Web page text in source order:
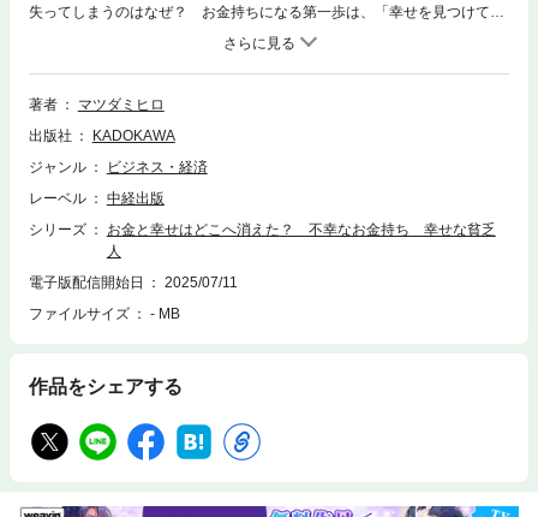
失ってしまうのはなぜ？ お金持ちになる第一歩は、「幸せを見つけて、
感じる」こと。物語と実践ワークが融合した新感覚のストーリーブック！
――コミュ障でお金がなく、人生に不満だらけの主人公（25歳男）が出
会ったのは、「会って話すだけで誰でもお金持ちになる」と噂される伝説
の男。一風変わったその出会いをきっかけに、悠真は“幸せなお金持ち”に
み込む“問い”と“気づき”の連続。物語を追いながら、「幸せなお金持ち」に
なるための道筋が自然と見えてくる一冊。＜本書の内容＞第１章 不幸な
せを感じる力を高める／第４章 「果てしない自由」の中で、夢を描く／
第５章 幸せはお金の中ではなく、心の中にある／第６章「目の前の人を
よろこばせること」をやる／第７章 好きなこと、得意なことだけやると
奇跡が起きる／第８章 「お金にならなくてもやりたいこと」をやる／終
章 お金は「幸せ」になるための手段ではない／続章 「よろこび」をお
金に変える
著者
マツダミヒロ
出版社
KADOKAWA
ジャンル
ビジネス・経済
レーベル
中経出版
シリーズ
お金と幸せはどこへ消えた？ 不幸なお金持ち 幸せな貧乏
人
電子版配信開始日
2025/07/11
ファイルサイズ
- MB
作品をシェアする